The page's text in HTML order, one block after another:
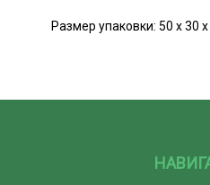
Размер упаковки: 50 х 30